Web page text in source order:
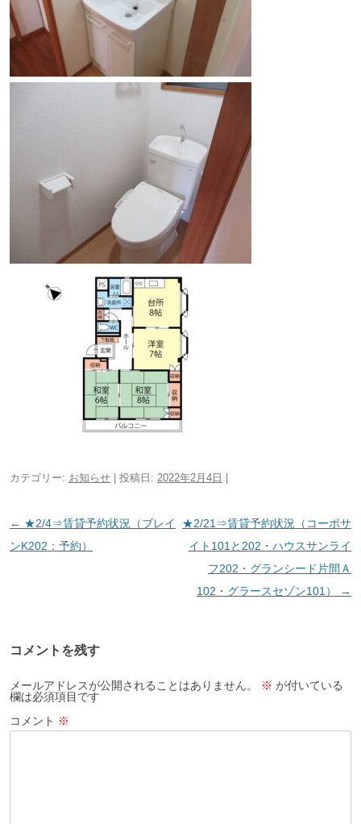
カテゴリー: お知らせ | 投稿日: 2022年2月4日
投
稿
シ
ョ
ン
← ★2/4⇒賃貸予約状況（ブレイ
ンK202：予約）
★2/21⇒賃貸予約状況（コーポサ
イト101と202・ハウスサンライ
フ202・グランシード片間Ａ
102・グラースセゾン101）
→
コメントを残す
メールアドレスが公開されることはありません。 ※ が付いている
欄は必須項目です
コメント ※